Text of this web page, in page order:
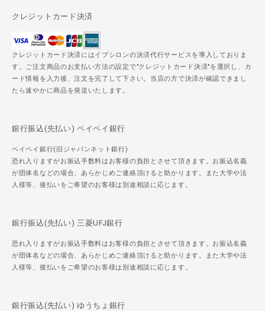
クレジットカード決済
クレジットカード決済にはイプシロンの決済代行サービスを導入しておりま
す。ご注文商品のお支払い方法の設定で"クレジットカード決済"を選択し、カ
ード情報を入力後、注文を完了して下さい。当店の方で決済が確認できまし
たら速やかに商品を発送いたします。
銀行振込(先払い) ペイペイ銀行
ペイペイ銀行(旧ジャパンネット銀行)
恐れ入りますがお振込手数料はお客様の負担とさせて頂きます。お振込名義
が団体名などの場合、あらかじめご連絡頂けると助かります。また大学や法
人様等、後払いをご希望のお客様は別途相談に応じます。
銀行振込(先払い) 三菱UFJ銀行
恐れ入りますがお振込手数料はお客様の負担とさせて頂きます。お振込名義
が団体名などの場合、あらかじめご連絡頂けると助かります。また大学や法
人様等、後払いをご希望のお客様は別途相談に応じます。
銀行振込(先払い) ゆうちょ銀行